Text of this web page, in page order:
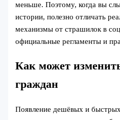
меньше. Поэтому, когда вы
истории, полезно отличать
механизмы от страшилок в
официальные регламенты и
Как может
граждан
Появление дешёвых и